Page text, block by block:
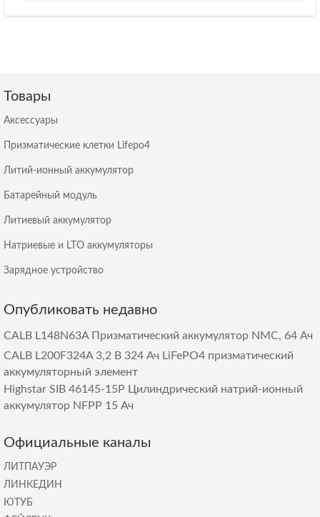
Товары
Аксессуары
Призматические клетки Lifepo4
Литий-ионный аккумулятор
Батарейный модуль
Литиевый аккумулятор
Натриевые и LTO аккумуляторы
Зарядное устройство
Опубликовать недавно
CALB L148N63A Призматический аккумулятор NMC, 64 Ач
CALB L200F324A 3,2 В 324 Ач LiFePO4 призматический
аккумуляторный элемент
Highstar SIB 46145-15P Цилиндрический натрий-ионный
аккумулятор NFPP 15 Ач
Официальные каналы
ЛИТПАУЭР
ЛИНКЕДИН
ЮТУБ